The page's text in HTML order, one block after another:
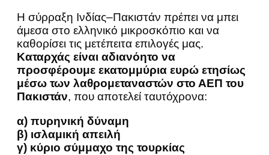
Η σύρραξη Ινδίας–Πακιστάν πρέπει να μπει
άμεσα στο ελληνικό μικροσκόπιο και να
καθορίσει τις μετέπειτα επιλογές μας.
Καταρχάς είναι αδιανόητο να
προσφέρουμε εκατομμύρια ευρώ ετησίως
μέσω των λαθρομεταναστών στο ΑΕΠ του
Πακιστάν, που αποτελεί ταυτόχρονα:
α) πυρηνική δύναμη
β) ισλαμική απειλή
γ) κύριο σύμμαχο της τουρκίας